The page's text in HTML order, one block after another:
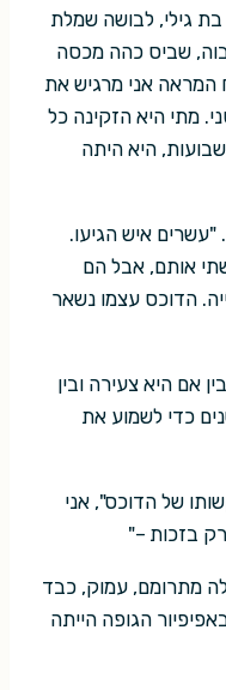
גילי, לבושה שמלת
שביס כהה מכסה
המראה אני מרגיש את
מתי היא הזקינה כל
היא היתה
"עשרים איש הגיעו.
אותם, אבל הם
הדוכס עצמו נשאר
אם היא צעירה ובין
כדי לשמוע את
של הדוכס", אני
בזכות –"
מתרומם, עמוק, כבד
הגופה הייתה